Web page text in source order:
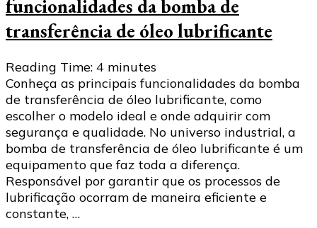
funcionalidades da bomba de
transferência de óleo lubrificante
Reading Time: 4 minutes
Conheça as principais funcionalidades da bomba
de transferência de óleo lubrificante, como
escolher o modelo ideal e onde adquirir com
segurança e qualidade. No universo industrial, a
bomba de transferência de óleo lubrificante é um
equipamento que faz toda a diferença.
Responsável por garantir que os processos de
lubrificação ocorram de maneira eficiente e
constante, …